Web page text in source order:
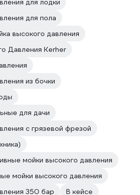
для лодки
для пола
высокого давления
Давления Kerher
из бочки
для дачи
с грязевой фрезой
мойки высокого давления
мойки высокого давления
350 бар
В кейсе